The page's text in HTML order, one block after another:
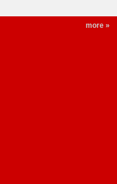
more »